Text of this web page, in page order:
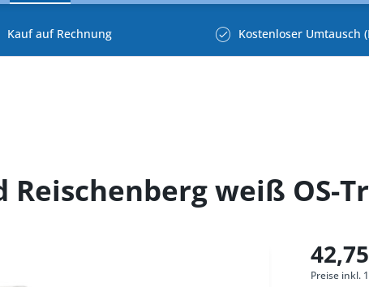
Kauf auf Rechnung Kostenloser Umtausch
weiß OS-
Preise inkl.